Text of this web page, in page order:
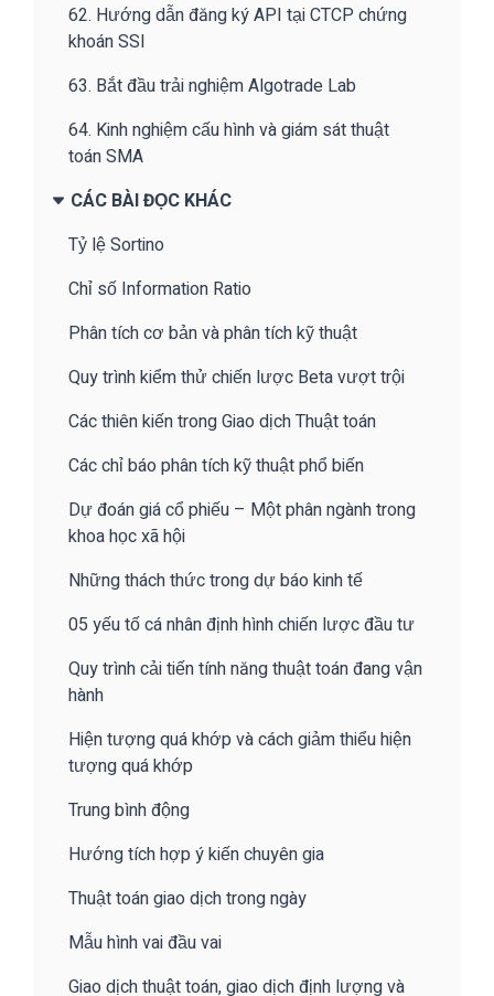
62. Hướng dẫn đăng ký API tại CTCP chứng
khoán SSI
63. Bắt đầu trải nghiệm Algotrade Lab
64. Kinh nghiệm cấu hình và giám sát thuật
toán SMA
CÁC BÀI ĐỌC KHÁC
Tỷ lệ Sortino
Chỉ số Information Ratio
Phân tích cơ bản và phân tích kỹ thuật
Quy trình kiểm thử chiến lược Beta vượt trội
Các thiên kiến trong Giao dịch Thuật toán
Các chỉ báo phân tích kỹ thuật phổ biến
Dự đoán giá cổ phiếu – Một phân ngành trong
khoa học xã hội
Những thách thức trong dự báo kinh tế
05 yếu tố cá nhân định hình chiến lược đầu tư
Quy trình cải tiến tính năng thuật toán đang vận
hành
Hiện tượng quá khớp và cách giảm thiểu hiện
tượng quá khớp
Trung bình động
Hướng tích hợp ý kiến chuyên gia
Thuật toán giao dịch trong ngày
Mẫu hình vai đầu vai
Giao dịch thuật toán, giao dịch định lượng và